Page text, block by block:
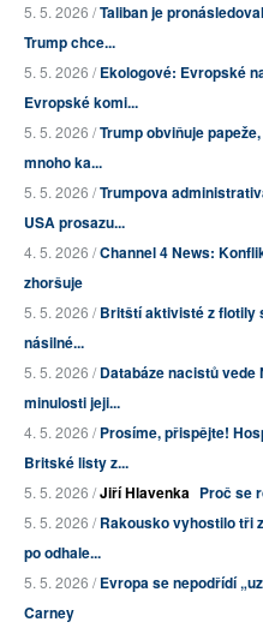
5. 5. 2026 /Taliban je
Trump chce...
5. 5. 2026 /Ekologové: Evropské
Evropské komi...
5. 5. 2026 /Trump obviňuje
mnoho ka...
5. 5. 2026 /Trumpova
USA prosazu...
4. 5. 2026 /Channel 4 News:
zhoršuje
5. 5. 2026 /Britští aktivisté z flotily
násilné...
5. 5. 2026 /Databáze nacistů
minulosti jeji...
4. 5. 2026 /Prosíme, přispějte!
Britské listy z...
5. 5. 2026 /Jiří Hlavenka Proč se
5. 5. 2026 /Rakousko vyhostilo tři
po odhale...
5. 5. 2026 /Evropa se nepodřídí
Carney